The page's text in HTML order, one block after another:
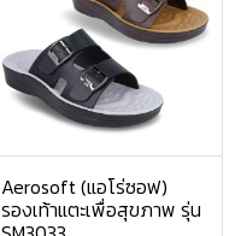
Aerosoft (แอโร่ซอฟ)
รองเท้าแตะเพื่อสุขภาพ รุ่น